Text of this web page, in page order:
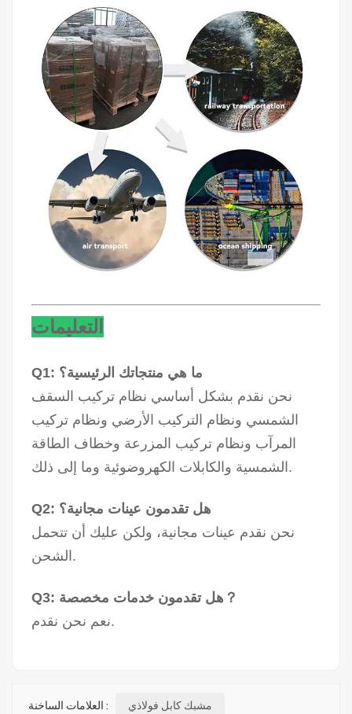
التعليمات
Q1: ما هي منتجاتك الرئيسية؟
نحن نقدم بشكل أساسي نظام تركيب السقف
الشمسي ونظام التركيب الأرضي ونظام تركيب
المرآب ونظام تركيب المزرعة وخطاف الطاقة
الشمسية والكابلات الكهروضوئية وما إلى ذلك.
Q2: هل تقدمون عينات مجانية؟
نحن نقدم عينات مجانية، ولكن عليك أن تتحمل
الشحن.
Q3: هل تقدمون خدمات مخصصة？
نعم نحن نقدم.
العلامات الساخنة : مشبك كابل فولاذي